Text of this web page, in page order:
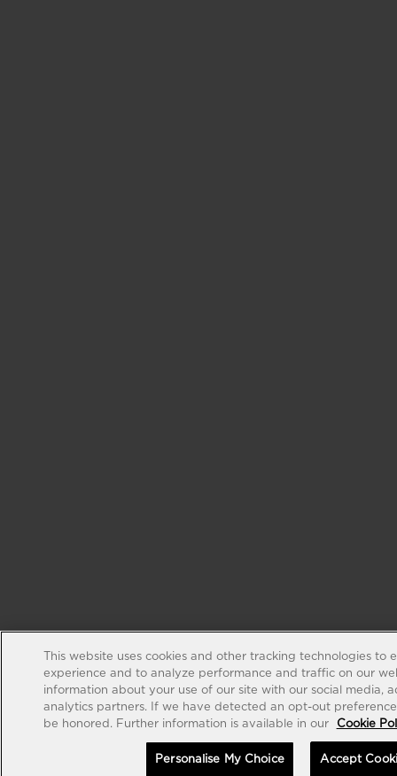
This website uses cookies and other tracking technologies to
experience and to analyze performance and traffic on our
information about your use of our site with our social media,
analytics partners. If we have detected an opt-out
be honored. Further information is available in our
Cookie
Personalise My Choice Accept